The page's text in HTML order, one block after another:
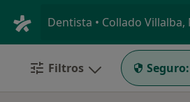
Dentista • Collado
Filtros Seguro: